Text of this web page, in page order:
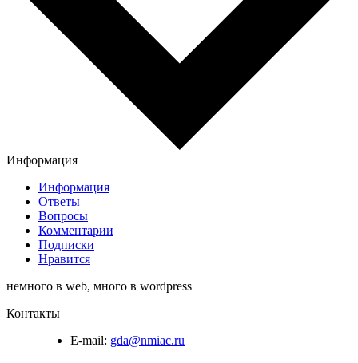
Информация
Информация
Ответы
Вопросы
Комментарии
Подписки
Нравится
немного в web, много в wordpress
Контакты
E-mail: gda@nmiac.ru